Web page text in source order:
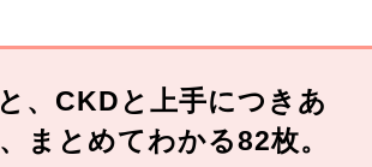
、CKDと上手につきあ
まとめてわかる82枚。